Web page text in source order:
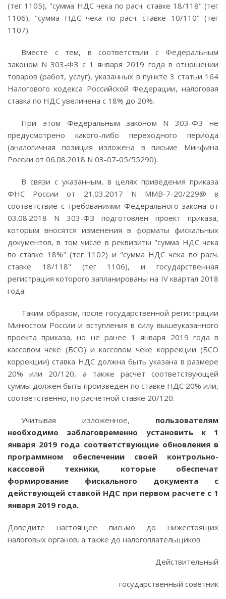
(тег 1105), "сумма НДС чека по расч. ставке 18/118" (тег
1106), "сумма НДС чека по расч. ставке 10/110" (тег
1107).
Вместе с тем, в соответствии с Федеральным
законом N 303-ФЗ с 1 января 2019 года в отношении
товаров (работ, услуг), указанных в пункте 3 статьи 164
Налогового кодекса Российской Федерации, налоговая
ставка по НДС увеличена с 18% до 20%.
При этом Федеральным законом N 303-ФЗ не
предусмотрено какого-либо переходного периода
(аналогичная позиция изложена в письме Минфина
России от 06.08.2018 N 03-07-05/55290).
В связи с указанным, в целях приведения приказа
ФНС России от 21.03.2017 N ММВ-7-20/229@ в
соответствие с требованиями Федерального закона от
03.08.2018 N 303-ФЗ подготовлен проект приказа,
которым вносятся изменения в форматы фискальных
документов, в том числе в реквизиты "сумма НДС чека
по ставке 18%" (тег 1102) и "сумма НДС чека по расч.
ставке 18/118" (тег 1106), и государственная
регистрация которого запланированы на IV квартал 2018
года.
Таким образом, после государственной регистрации
Минюстом России и вступления в силу вышеуказанного
проекта приказа, но не ранее 1 января 2019 года в
кассовом чеке (БСО) и кассовом чеке коррекции (БСО
коррекции) ставка НДС должна быть указана в размере
20% или 20/120, а также расчет соответствующей
суммы должен быть произведен по ставке НДС 20% или,
соответственно, по расчетной ставке 20/120.
Учитывая изложенное, пользователям
необходимо заблаговременно установить к 1
января 2019 года соответствующие обновления в
программном обеспечении своей контрольно-
кассовой техники, которые обеспечат
формирование фискального документа с
действующей ставкой НДС при первом расчете с 1
января 2019 года.
Доведите настоящее письмо до нижестоящих
налоговых органов, а также до налогоплательщиков.
Действительный
государственный советник